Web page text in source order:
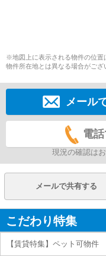
※地図上に表示される物件の位置
物件所在地とは異なる場合がござ
メール
電
現況の確認は
メールで共有する
こだわり特集
【賃貸特集】ペット可物件